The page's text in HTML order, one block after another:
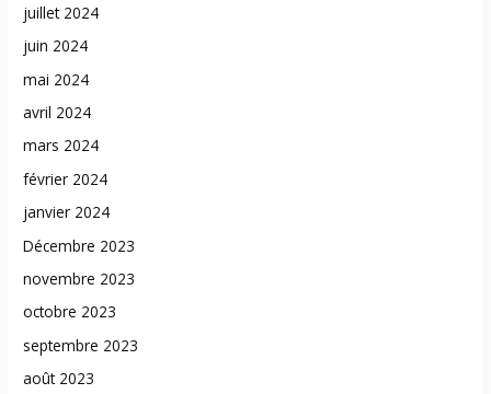
juillet 2024
juin 2024
mai 2024
avril 2024
mars 2024
février 2024
janvier 2024
Décembre 2023
novembre 2023
octobre 2023
septembre 2023
août 2023